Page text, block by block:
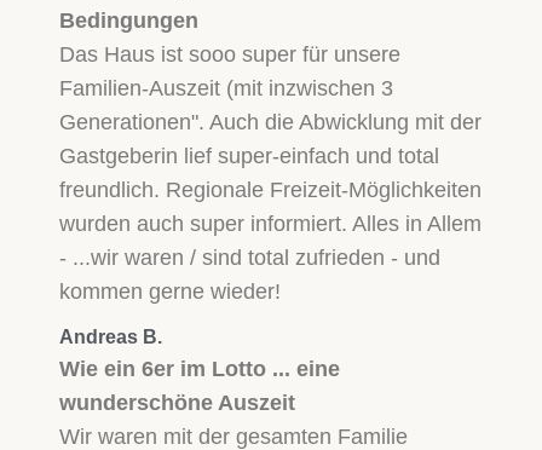
Bedingungen
Das Haus ist sooo super für unsere
Familien-Auszeit (mit inzwischen 3
Generationen". Auch die Abwicklung mit der
Gastgeberin lief super-einfach und total
freundlich. Regionale Freizeit-Möglichkeiten
wurden auch super informiert. Alles in Allem
- ...wir waren / sind total zufrieden - und
kommen gerne wieder!
Andreas B.
Wie ein 6er im Lotto ... eine
wunderschöne Auszeit
Wir waren mit der gesamten Familie